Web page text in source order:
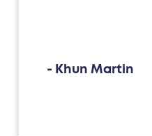
- Khun Martin